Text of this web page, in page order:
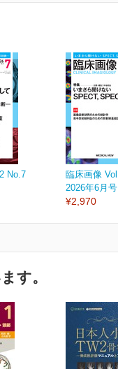
No.7
臨床画像
2026年6月号
¥2,970
す。